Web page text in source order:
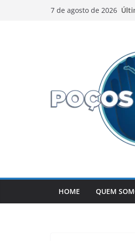
7 de agosto de 2026
HOME QUEM